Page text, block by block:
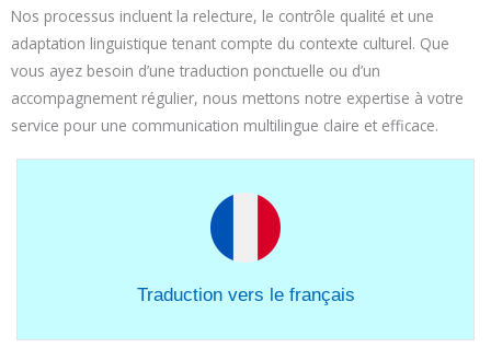
Nos processus incluent la relecture, le contrôle qualité et une
adaptation linguistique tenant compte du contexte culturel. Que
vous ayez besoin d’une traduction ponctuelle ou d’un
accompagnement régulier, nous mettons notre expertise à votre
service pour une communication multilingue claire et efficace.
Traduction vers le français